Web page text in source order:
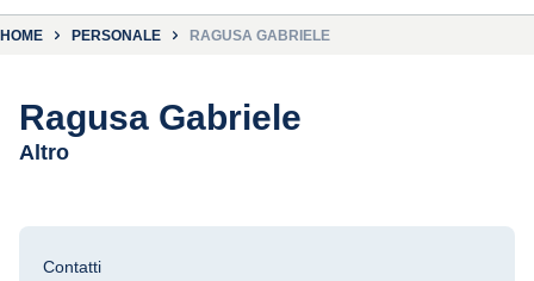
HOME PERSONALE RAGUSA GABRIELE
Ragusa Gabriele
Altro
Contatti